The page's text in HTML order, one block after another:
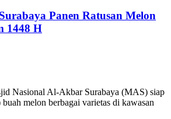
Panen Ratusan Melon
1448 H
Nasional Al-Akbar Surabaya (MAS) siap
melon berbagai varietas di kawasan